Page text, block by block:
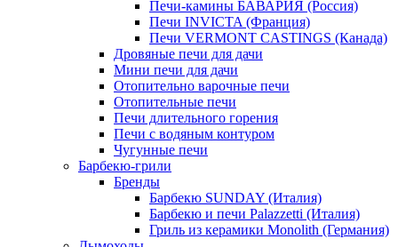
Печи-камины БАВАРИЯ (Россия)
Печи INVICTA (Франция)
Печи VERMONT CASTINGS (Канада)
Дровяные печи для дачи
Мини печи для дачи
Отопительно варочные печи
Отопительные печи
Печи длительного горения
Печи с водяным контуром
Чугунные печи
Барбекю-грили
Бренды
Барбекю SUNDAY (Италия)
Барбекю и печи Palazzetti (Италия)
Гриль из керамики Monolith (Германия)